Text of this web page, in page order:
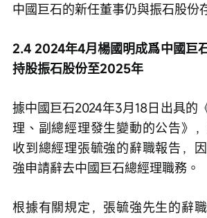
中國巨石的新任董事仍與振石股份
2.4 2024年4月楊國明成爲中國巨
持股振石股份至2025年
據中國巨石2024年3月18日出具的
理、副總經理發生變動的公告》
收到總經理張毓強的辭職報告，
強申請辭去中國巨石總經理職務。
根據有關規定，張毓強先生的辭